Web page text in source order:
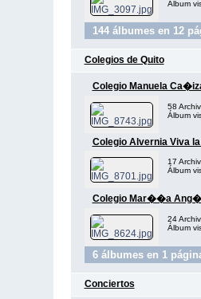
Álbum
144 álbumes en 12
Colegios de Quito
Colegio Manuela
58
Álbum
Colegio Alvernia Viva
17
Álbum
Colegio Mar��a
24
Álbum
6 álbumes en 1
Conciertos